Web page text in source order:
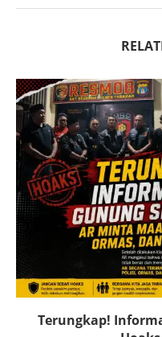
Terungkap!